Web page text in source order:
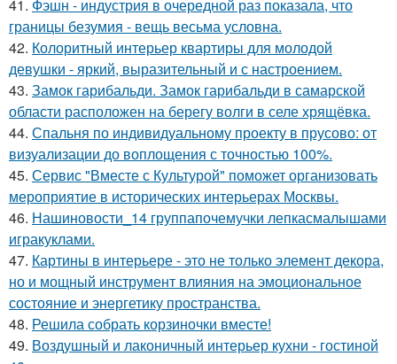
41. Фэшн - индустрия в очередной раз показала, что
границы безумия - вещь весьма условна.
42. Колоритный интерьер квартиры для молодой
девушки - яркий, выразительный и с настроением.
43. Замок гарибальди. Замок гарибальди в самарской
области расположен на берегу волги в селе хрящёвка.
44. Спальня по индивидуальному проекту в прусово: от
визуализации до воплощения с точностью 100%.
45. Сервис "Вместе с Культурой" поможет организовать
мероприятие в исторических интерьерах Москвы.
46. Нашиновости_14 группапочемучки лепкасмалышами
игракуклами.
47. Картины в интерьере - это не только элемент декора,
но и мощный инструмент влияния на эмоциональное
состояние и энергетику пространства.
48. Решила собрать корзиночки вместе!
49. Воздушный и лаконичный интерьер кухни - гостиной